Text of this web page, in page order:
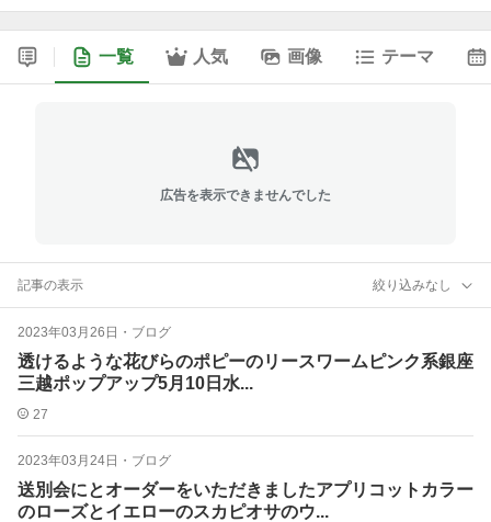
一覧 人気 画像 テーマ
広告を表示できませんでした
記事の表示 絞り込みなし
2023年03月26日 ・ ブログ
透けるような花びらのポピーのリースワームピンク系銀座
三越ポップアップ5月10日水...
27
2023年03月24日 ・ ブログ
送別会にとオーダーをいただきましたアプリコットカラー
のローズとイエローのスカピオサのウ...